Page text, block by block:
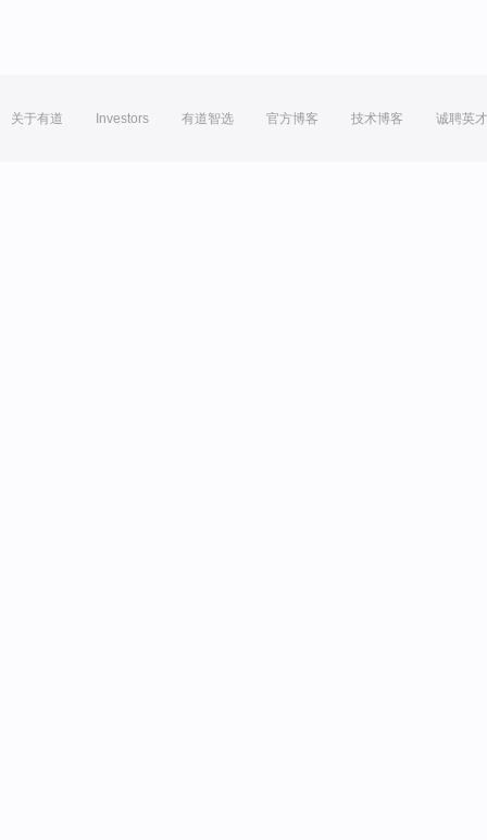
关于有道 Investors 有道智选 官方博客 技术博客 诚聘英才